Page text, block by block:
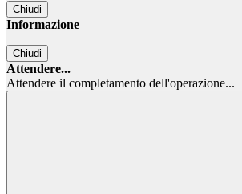
Chiudi
Informazione
Chiudi
Attendere...
Attendere il completamento dell'operazione...